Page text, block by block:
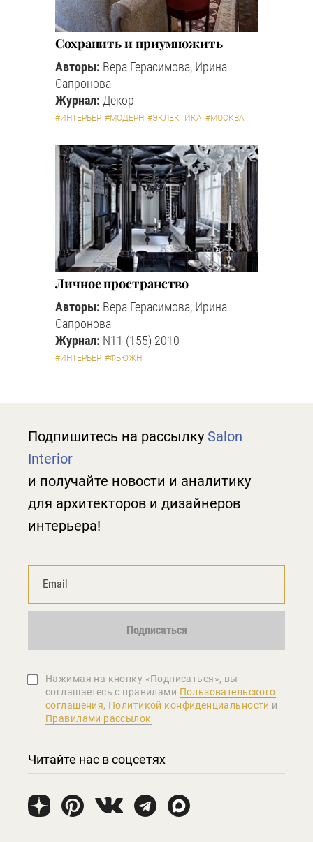
Сохранить и приумножить
Авторы: Вера Герасимова, Ирина
Сапронова
Журнал: Декор
#ИНТЕРЬЕР #МОДЕРН #ЭКЛЕКТИКА #МОСКВА
Личное пространство
Авторы: Вера Герасимова, Ирина
Сапронова
Журнал: N11 (155) 2010
#ИНТЕРЬЕР #ФЬЮЖН
Подпишитесь на рассылку Salon
Interior
и получайте новости и аналитику
для архитекторов и дизайнеров
интерьера!
Подписаться
Нажимая на кнопку «Подписаться», вы
соглашаетеcь с правилами Пользовательского
соглашения, Политикой конфиденциальности и
Правилами рассылок
Читайте нас в соцсетях